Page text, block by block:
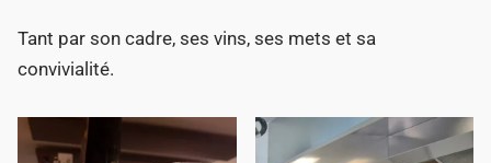
Tant par son cadre, ses vins, ses mets et sa
convivialité.